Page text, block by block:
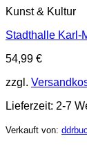
Kunst & Kultur
Stadthalle Karl-
54,99 €
zzgl.
Lieferzeit: 2-7
Verkauft von: